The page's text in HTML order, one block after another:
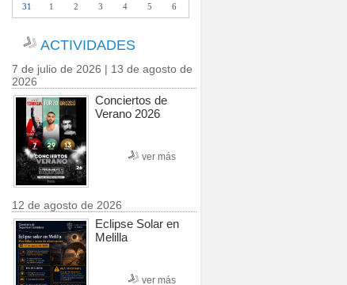
31
1 2 3 4 5 6
ACTIVIDADES
7 de julio de 2026 | 13 de agosto de
2026
Conciertos de
Verano 2026
ver más
12 de agosto de 2026
Eclipse Solar en
Melilla
ver más